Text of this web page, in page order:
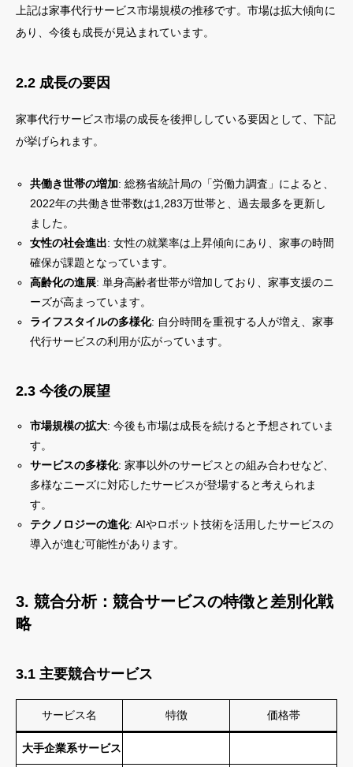
上記は家事代行サービス市場規模の推移です。市場は拡大傾向に
あり、今後も成長が見込まれています。
2.2 成長の要因
家事代行サービス市場の成長を後押ししている要因として、下記
が挙げられます。
共働き世帯の増加: 総務省統計局の「労働力調査」によると、
2022年の共働き世帯数は1,283万世帯と、過去最多を更新し
ました。
女性の社会進出: 女性の就業率は上昇傾向にあり、家事の時間
確保が課題となっています。
高齢化の進展: 単身高齢者世帯が増加しており、家事支援のニ
ーズが高まっています。
ライフスタイルの多様化: 自分時間を重視する人が増え、家事
代行サービスの利用が広がっています。
2.3 今後の展望
市場規模の拡大: 今後も市場は成長を続けると予想されていま
す。
サービスの多様化: 家事以外のサービスとの組み合わせなど、
多様なニーズに対応したサービスが登場すると考えられま
す。
テクノロジーの進化: AIやロボット技術を活用したサービスの
導入が進む可能性があります。
3. 競合分析：競合サービスの特徴と差別化戦
略
3.1 主要競合サービス
サービス名 特徴 価格帯
大手企業系サービス